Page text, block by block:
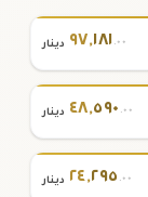
٩٧,١٨١.٠٠ دينار
٤٨,٥٩٠ .٠٠ دينار
٢٤,٢٩٥ .٠٠ دينار